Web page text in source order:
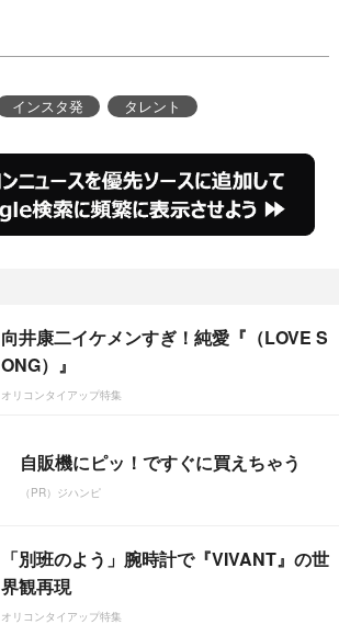
インスタ発 タレント
向井康二イケメンすぎ！純愛『（LOVE S
ONG）』
オリコンタイアップ特集
自販機にピッ！ですぐに買えちゃう
（PR）ジハンピ
「別班のよう」腕時計で『VIVANT』の世
界観再現
オリコンタイアップ特集